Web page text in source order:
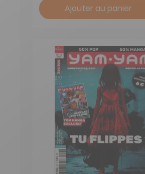
Ajouter au panier